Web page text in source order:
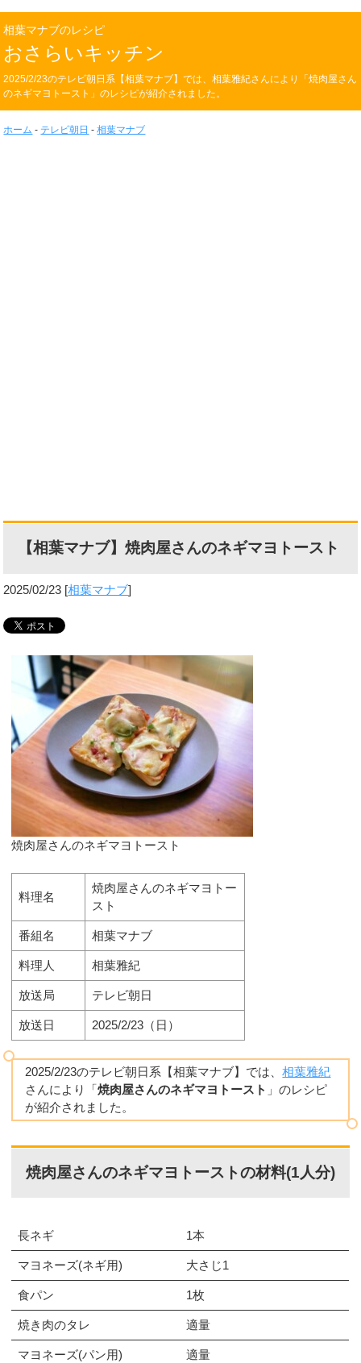
相葉マナブのレシピ
おさらいキッチン
2025/2/23のテレビ朝日系【相葉マナブ】では、相葉雅紀さんにより「焼肉屋さん
のネギマヨトースト」のレシピが紹介されました。
ホーム - テレビ朝日 -相葉マナブ
【相葉マナブ】焼肉屋さんのネギマヨトースト
2025/02/23 [相葉マナブ]
焼肉屋さんのネギマヨトースト
料理名
焼肉屋さんのネギマヨトー
スト
番組名 相葉マナブ
料理人 相葉雅紀
放送局 テレビ朝日
放送日 2025/2/23（日）
2025/2/23のテレビ朝日系【相葉マナブ】では、相葉雅紀
さんにより「焼肉屋さんのネギマヨトースト 」のレシピ
が紹介されました。
焼肉屋さんのネギマヨトーストの材料(1人分)
長ネギ 1本
マヨネーズ(ネギ用) 大さじ1
食パン 1枚
焼き肉のタレ 適量
マヨネーズ(パン用) 適量